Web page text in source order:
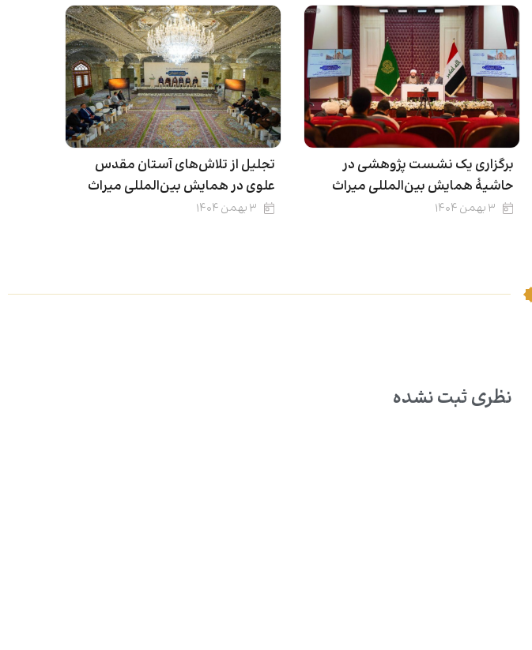
برگزاری یک نشست پژوهشی در
حاشیۀ همایش بین‌المللی میراث
۳ بهمن ۱۴۰۴
تجلیل از تلاش‌های آستان مقدس
علوی در همایش بین‌المللی میراث
۳ بهمن ۱۴۰۴
نظری ثبت نشده